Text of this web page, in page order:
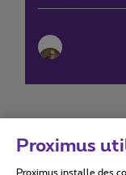
Proximus
Proximus installe des